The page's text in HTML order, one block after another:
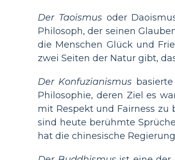
Der Taoismusoder
Philosoph, der seinen
die Menschen Glück und
zwei Seiten der Natur gibt,
Der Konfuzianismus
Philosophie, deren Ziel es
mit Respekt und Fairness zu
sind heute berühmte
hat die chinesische